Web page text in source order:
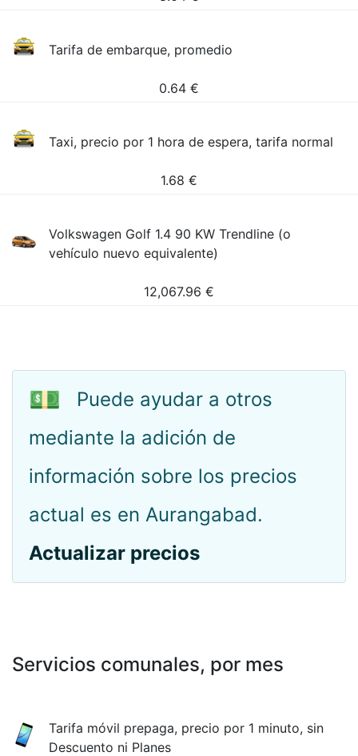
Tarifa de embarque, promedio
0.64 €
Taxi, precio por 1 hora de espera, tarifa normal
1.68 €
Volkswagen Golf 1.4 90 KW Trendline (o
vehículo nuevo equivalente)
12,067.96 €
💵
Puede ayudar a otros
mediante la adición de
información sobre los precios
actual es en Aurangabad.
Actualizar precios
Servicios comunales, por mes
Tarifa móvil prepaga, precio por 1 minuto, sin
Descuento ni Planes